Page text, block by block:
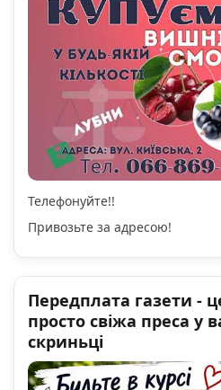
Телефонуйте!!
Привозьте за адресою!
Передплата газети -
просто свіжа преса у
скриньці